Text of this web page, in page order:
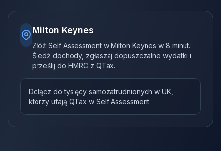
Milton Keynes
Złóż Self Assessment w Milton Keynes w 8 minut.
Śledź dochody, zgłaszaj dopuszczalne wydatki i
prześlij do HMRC z QTax.
Dołącz do tysięcy samozatrudnionych w UK,
którzy ufają QTax w Self Assessment